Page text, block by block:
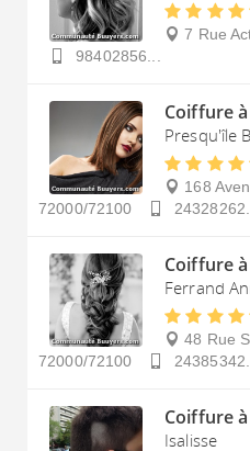
7 Rue
98402856...
Coiffure
Presqu'île
168
72000/72100
24328262...
Coiffure
Ferrand
48 Rue
72000/72100
24385342...
Coiffure
Isalisse